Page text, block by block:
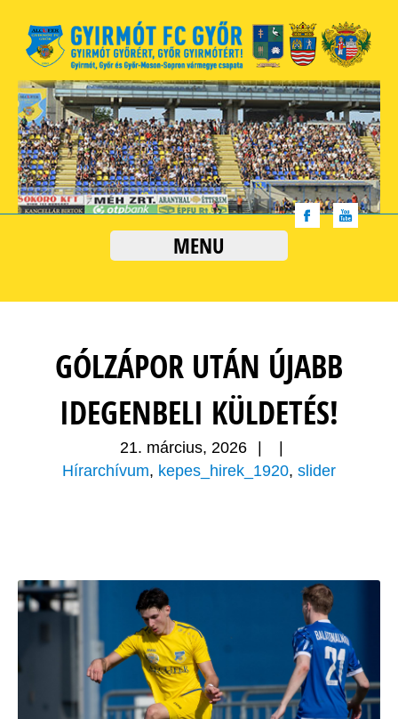
MENU
GÓLZÁPOR UTÁN ÚJABB
IDEGENBELI KÜLDETÉS!
21. március, 2026
Hírarchívum, kepes_hirek_1920, slider